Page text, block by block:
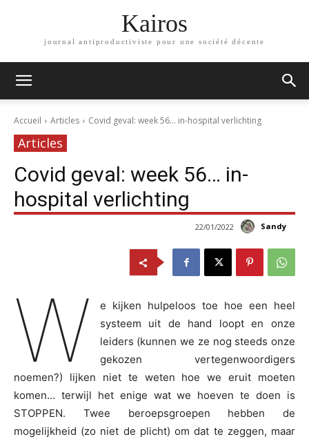
Kairos
journal antiproductiviste pour une société décente
Accueil Articles Covid geval: week 56... in-hospital verlichting
Articles
Covid geval: week 56… in-
hospital verlichting
Sandy
22/01/2022
W
e kijken hulpeloos toe hoe een heel
systeem uit de hand loopt en onze
leiders (kunnen we ze nog steeds onze
gekozen vertegenwoordigers
noemen?) lijken niet te weten hoe we eruit moeten
komen… terwijl het enige wat we hoeven te doen is
STOPPEN. Twee beroepsgroepen hebben de
mogelijkheid (zo niet de plicht) om dat te zeggen, maar